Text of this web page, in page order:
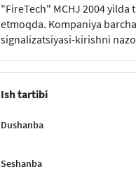
"FireTech" MCHJ 2004
etmoqda. Kompaniya
signalizatsiyasi-kirishni
Ish tartibi
Dushanba
Seshanba